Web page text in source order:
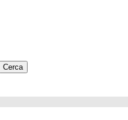
Cerca